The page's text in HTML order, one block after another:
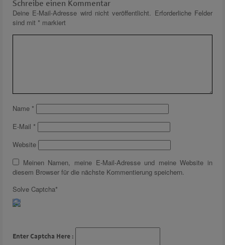
Schreibe einen Kommentar
Deine E-Mail-Adresse wird nicht veröffentlicht. Erforderliche Felder
sind mit * markiert
Name *
E-Mail *
Website
Meinen Namen, meine E-Mail-Adresse und meine Website in
diesem Browser für die nächste Kommentierung speichern.
Solve Captcha*
Enter Captcha Here :